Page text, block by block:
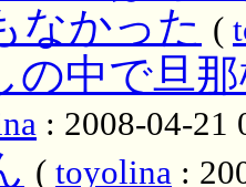
なかった (
の中で旦
: 2008-04-21
( toyolina :